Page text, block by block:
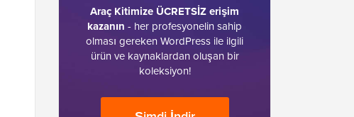
Araç Kitimize ÜCRETSİZ erişim
kazanın - her profesyonelin sahip
olması gereken WordPress ile ilgili
ürün ve kaynaklardan oluşan bir
koleksiyon!